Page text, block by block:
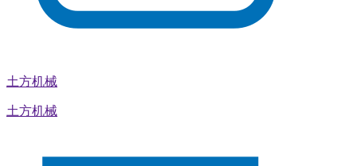
土方机械
土方机械